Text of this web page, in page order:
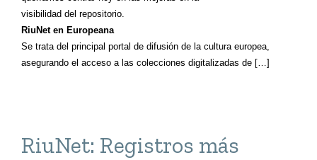
visibilidad del repositorio.
RiuNet en Europeana
Se trata del principal portal de difusión de la cultura europea,
asegurando el acceso a las colecciones digitalizadas de […]
RiuNet: Registros más